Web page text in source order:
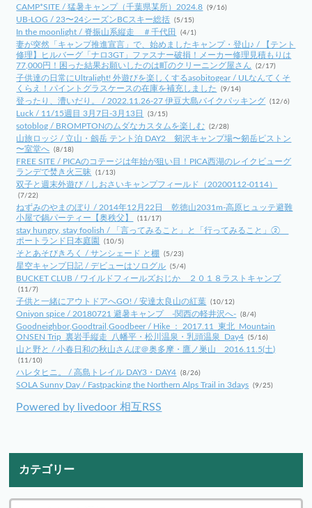
CAMP*SITE / 猛暑キャンプ（千葉県某所）2024.8 (9/16)
UB-LOG / 23〜24シーズンBCスキー総括 (5/15)
In the moonlight / 脊振山系縦走 ＃千代田 (4/1)
妻が突然「キャンプ推進宣言」で、始めましたキャンプ・登山♪ / 【テント
修理】ヒルバーグ「ナロ3GT」ファスナー破損！メーカー修理見積もりは
77,000円！困った結果お願いしたのは町のクリーニング屋さん
(2/17)
子供達の日常にUltralight! 外遊びを楽しくするasobitogear / ULなんてくそ
くらえ！パイントグラスケースの在庫を補充しました
(9/14)
登ったり、漕いだり。 / 2022.11.26-27 伊豆大島バイクパッキング (12/6)
Luck / 11/15週目 3月7日-3月13日 (3/15)
sotoblog / BROMPTONのムダなカスタムを楽しむ (2/28)
山旅ロッジ / 立山・劔岳 テント泊 DAY2 剱沢キャンプ場〜剱岳ピストン
〜室堂へ (8/18)
FREE SITE / PICAのコテージは年始が狙い目！PICA西湖のレイクビューグ
ランデで焚き火三昧
(1/13)
双子と週末外遊び / しおさいキャンプフィールド（20200112-0114）
(7/22)
ねずみのやまのぼり / 2014年12月22日 乾徳山2031m-高原ヒュッテ避難
小屋で鍋パーティー【奥秩父】
(11/17)
stay hungry, stay foolish / 「言ってみること」と「行ってみること」②
ポートランド日本庭園
(10/5)
そとあそびきろく / サンシェード と棚 (5/23)
星空キャンプ日記 / デビューはソログル (5/4)
BUCKET CLUB / ワイルドフィールズおじか ２０１８ラストキャンプ
(11/7)
子供と一緒にアウトドアへGO! / 安達太良山の紅葉 (10/12)
Oniyon spice / 20180721 避暑キャンプ -関西の軽井沢へ- (8/4)
Goodneighbor,Goodtrail,Goodbeer / Hike ： 2017.11_東北_Mountain
ONSEN Trip_裏岩手縦走_八幡平・松川温泉・乳頭温泉_Day4 (5/16)
山と野と / 小春日和の秋山さんぽ＠奥多摩・鷹ノ巣山 2016.11.5(土)
(11/10)
ハレタヒニ。 / 高島トレイル DAY3・DAY4 (8/26)
SOLA Sunny Day / Fastpacking the Northern Alps Trail in 3days (9/25)
Powered by livedoor 相互RSS
カテゴリー